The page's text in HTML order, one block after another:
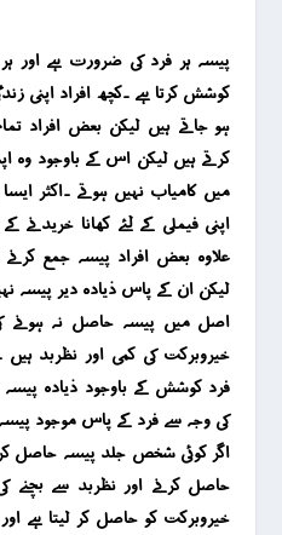
پیسہ ہر فرد کی ضرورت ہے اور
کوشش کرتا ہے ۔کچھ افراد اپنی
ہو جاتے ہیں لیکن بعض افراد
کرتے ہیں لیکن اس کے باوجود وہ
میں کامیاب نہیں ہوتے ۔اکثر
اپنی فیملی کے لئے کھانا
علاوہ بعض افراد پیسہ جمع
لیکن ان کے پاس ذیادہ دیر پیسہ
اصل میں پیسہ حاصل نہ ہونے
خیروبرکت کی کمی اور نظربد
فرد کوشش کے باوجود ذیادہ
کی وجہ سے فرد کے پاس موجود
اگر کوئی شخص جلد پیسہ حاصل
حاصل کرنے اور نظربد سے
خیروبرکت کو حاصل کر لیتا ہے